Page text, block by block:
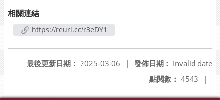
相關連結
https://reurl.cc/r3eDY1
發佈日期： Invalid date
最後更新日期： 2025-03-06
|
點閱數： 4543 |